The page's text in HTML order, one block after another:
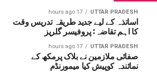
UTTAR PRADESH
17 hours ago
اساتذہ کے لیے جدید طریقہ تدریس وقت
کا اہم تقاضہ: پروفیسر گلریز
UTTAR PRADESH
17 hours ago
صفائی ملازمین نے بلاک پرمکھ کے
نمائندہ کوپیش کیا میمورنڈم